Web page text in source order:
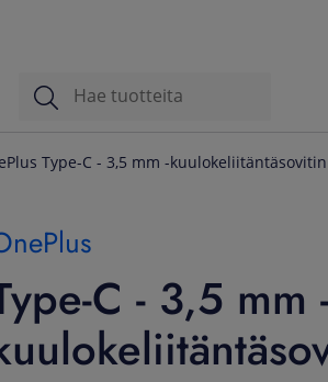
Type-C - 3,5 mm -kuulokeliitäntäsovitin
C - 3,5 mm